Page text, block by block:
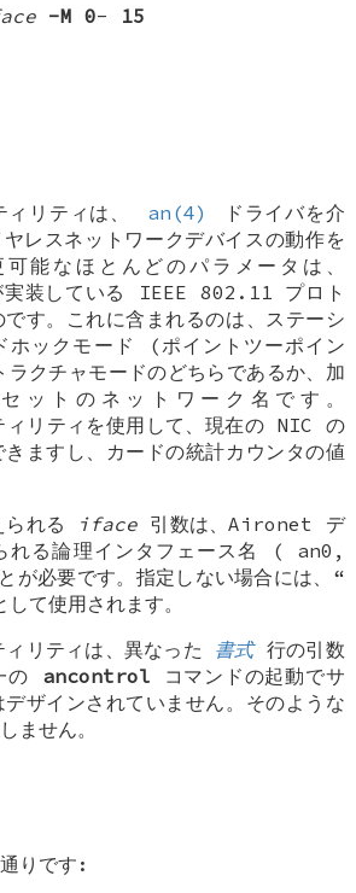
-M 0- 15
ィリティは、 an(4)
ドライバを介
スネットワークデバイスの動作を
能なほとんどのパラメータは、
装している IEEE 802.11 プロト
す。これに含まれるのは、ステーシ
ホックモード (ポイントツーポイン
クチャモードのどちらであるか、加
ットのネットワーク名です。
ィリティを使用して、現在の NIC の
ますし、カードの統計カウンタの値
られる iface 引数は、Aironet デ
れる論理インタフェース名 ( an0 ,
が必要です。指定しない場合には、“
て使用されます。
ィリティは、異なった 書式行の引数
の ancontrol コマンドの起動でサ
ザインされていません。そのような
ません。
りです: